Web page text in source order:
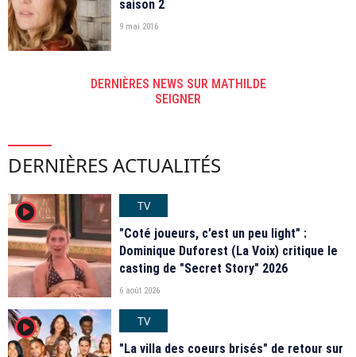
saison 2
9 mai 2016
DERNIÈRES NEWS SUR MATHILDE
SEIGNER
DERNIÈRES ACTUALITÉS
player2
TV
"Coté joueurs, c’est un peu light" :
Dominique Duforest (La Voix) critique le
casting de "Secret Story" 2026
6 août 2026
player2
TV
"La villa des coeurs brisés" de retour sur